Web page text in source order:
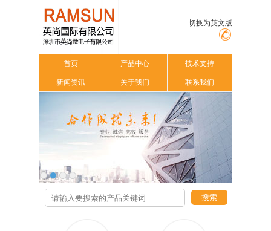
切换为英文版
首页 产品中心 技术支持
新闻资讯 关于我们 联系我们
搜索